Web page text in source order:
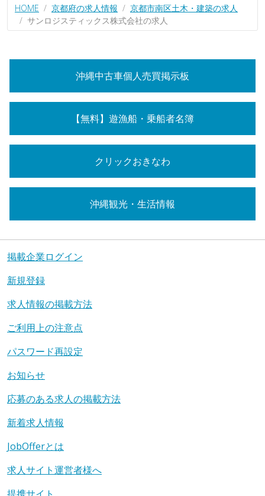
HOME 京都府の求人情報
京都市南区土木・建築の求人
サンロジスティックス株式会社の求人
沖縄中古車個人売買掲示板
【無料】遊漁船・乗船者名簿
クリックおきなわ
沖縄観光・生活情報
掲載企業ログイン
新規登録
求人情報の掲載方法
ご利用上の注意点
パスワード再設定
お知らせ
応募のある求人の掲載方法
新着求人情報
JobOfferとは
求人サイト運営者様へ